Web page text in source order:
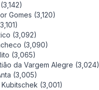
Gomes (3,120)
(3,092)
(3,090)
(3,065)
da Vargem Alegre (3,024)
(3,005)
(3,001)